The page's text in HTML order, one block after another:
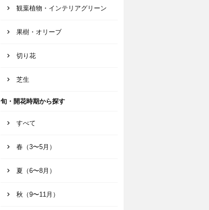
観葉植物・インテリアグリーン
果樹・オリーブ
切り花
芝生
旬・開花時期から探す
すべて
春（3〜5月）
夏（6〜8月）
秋（9〜11月）